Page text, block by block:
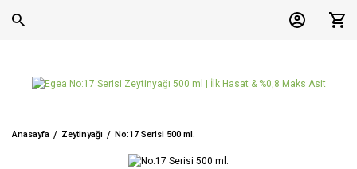
Anasayfa Zeytinyağı No:17 Serisi 500 ml.